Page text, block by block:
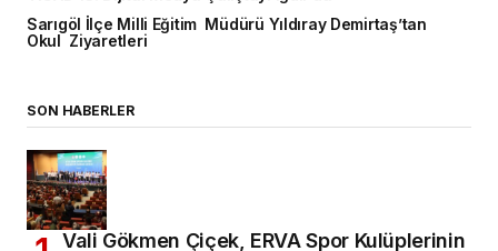
Sarıgöl İlçe Milli Eğitim Müdürü Yıldıray Demirtaş’tan
Okul Ziyaretleri
SON HABERLER
Vali Gökmen Çiçek, ERVA Spor Kulüplerinin